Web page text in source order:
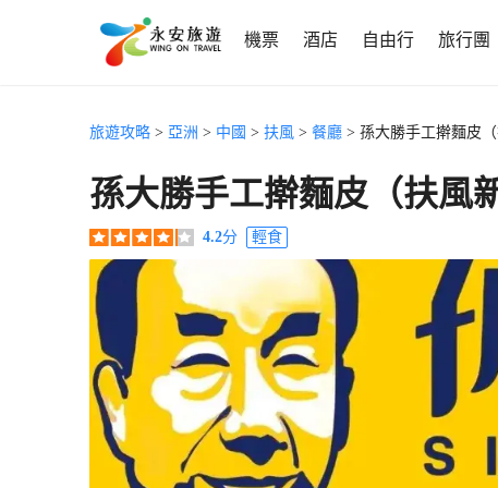
機票 酒店 自由行 旅行團
旅遊攻略 > 亞洲 > 中國 > 扶風 > 餐廳 > 孫大勝手工擀麵皮（
孫大勝手工擀麵皮（扶風
4.2分 輕食